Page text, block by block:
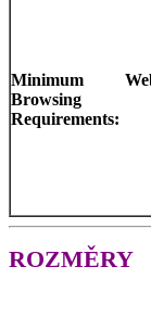
Minimum
Browsing
Requirements:
ROZMĚRY